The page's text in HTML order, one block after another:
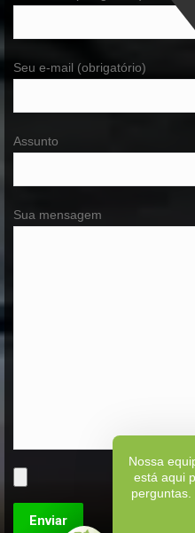
Seu e-mail (obrigatório)
Assunto
Sua mensagem
Nossa
está aqui